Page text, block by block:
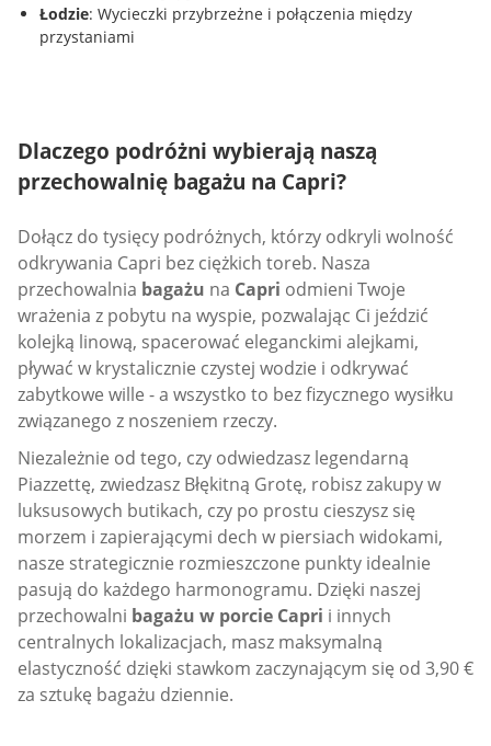
Łodzie: Wycieczki przybrzeżne i połączenia między
przystaniami
Dlaczego podróżni wybierają naszą
przechowalnię bagażu na Capri?
Dołącz do tysięcy podróżnych, którzy odkryli wolność
odkrywania Capri bez ciężkich toreb. Nasza
przechowalnia bagażu na Capri odmieni Twoje
wrażenia z pobytu na wyspie, pozwalając Ci jeździć
kolejką linową, spacerować eleganckimi alejkami,
pływać w krystalicznie czystej wodzie i odkrywać
zabytkowe wille - a wszystko to bez fizycznego wysiłku
związanego z noszeniem rzeczy.
Niezależnie od tego, czy odwiedzasz legendarną
Piazzettę, zwiedzasz Błękitną Grotę, robisz zakupy w
luksusowych butikach, czy po prostu cieszysz się
morzem i zapierającymi dech w piersiach widokami,
nasze strategicznie rozmieszczone punkty idealnie
pasują do każdego harmonogramu. Dzięki naszej
przechowalni bagażu w porcie Capri i innych
centralnych lokalizacjach, masz maksymalną
elastyczność dzięki stawkom zaczynającym się od 3,90 €
za sztukę bagażu dziennie.